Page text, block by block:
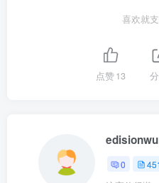
喜欢就
点赞13
edisionwu
0